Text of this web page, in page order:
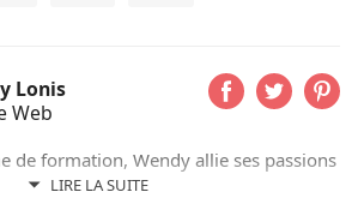
Lonis
Web
LIRE LA SUITE
de formation, Wendy allie ses passions
animaux en écrivant pour Pets-dating.